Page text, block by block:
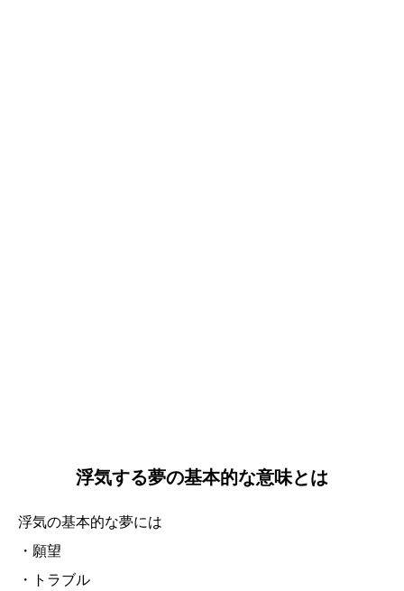
浮気する夢の基本的な意味とは
浮気の基本的な夢には
・願望
・トラブル